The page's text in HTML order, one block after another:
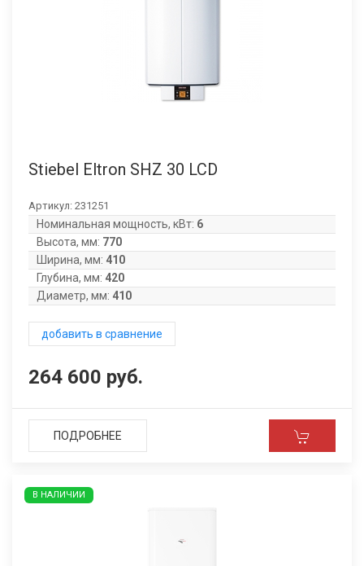
Stiebel Eltron SHZ 30 LCD
Артикул: 231251
Номинальная мощность, кВт: 6
Высота, мм: 770
Ширина, мм: 410
Глубина, мм: 420
Диаметр, мм: 410
добавить в сравнение
264 600 руб.
ПОДРОБНЕЕ
В НАЛИЧИИ